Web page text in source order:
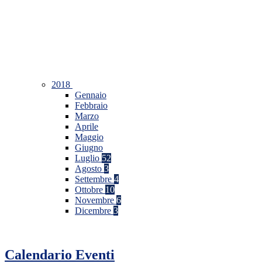
2018
Gennaio
Febbraio
Marzo
Aprile
Maggio
Giugno
Luglio 52
Agosto 3
Settembre 4
Ottobre 10
Novembre 6
Dicembre 3
Calendario Eventi